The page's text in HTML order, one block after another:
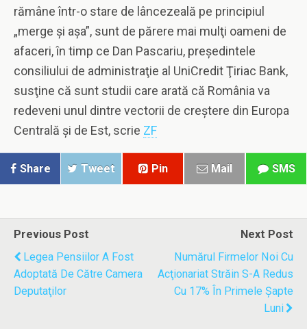
rămâne într-o stare de lâncezeală pe principiul
„merge şi aşa”, sunt de părere mai mulţi oameni de
afaceri, în timp ce Dan Pascariu, preşedintele
consiliului de administraţie al UniCredit Ţiriac Bank,
susţine că sunt studii care arată că România va
redeveni unul dintre vectorii de creştere din Europa
Centrală şi de Est, scrie ZF
Share Tweet Pin Mail SMS
Previous Post
Legea Pensiilor A Fost
Adoptată De Către Camera
Deputaţilor
Next Post
Numărul Firmelor Noi Cu
Acţionariat Străin S-A Redus
Cu 17% În Primele Şapte
Luni